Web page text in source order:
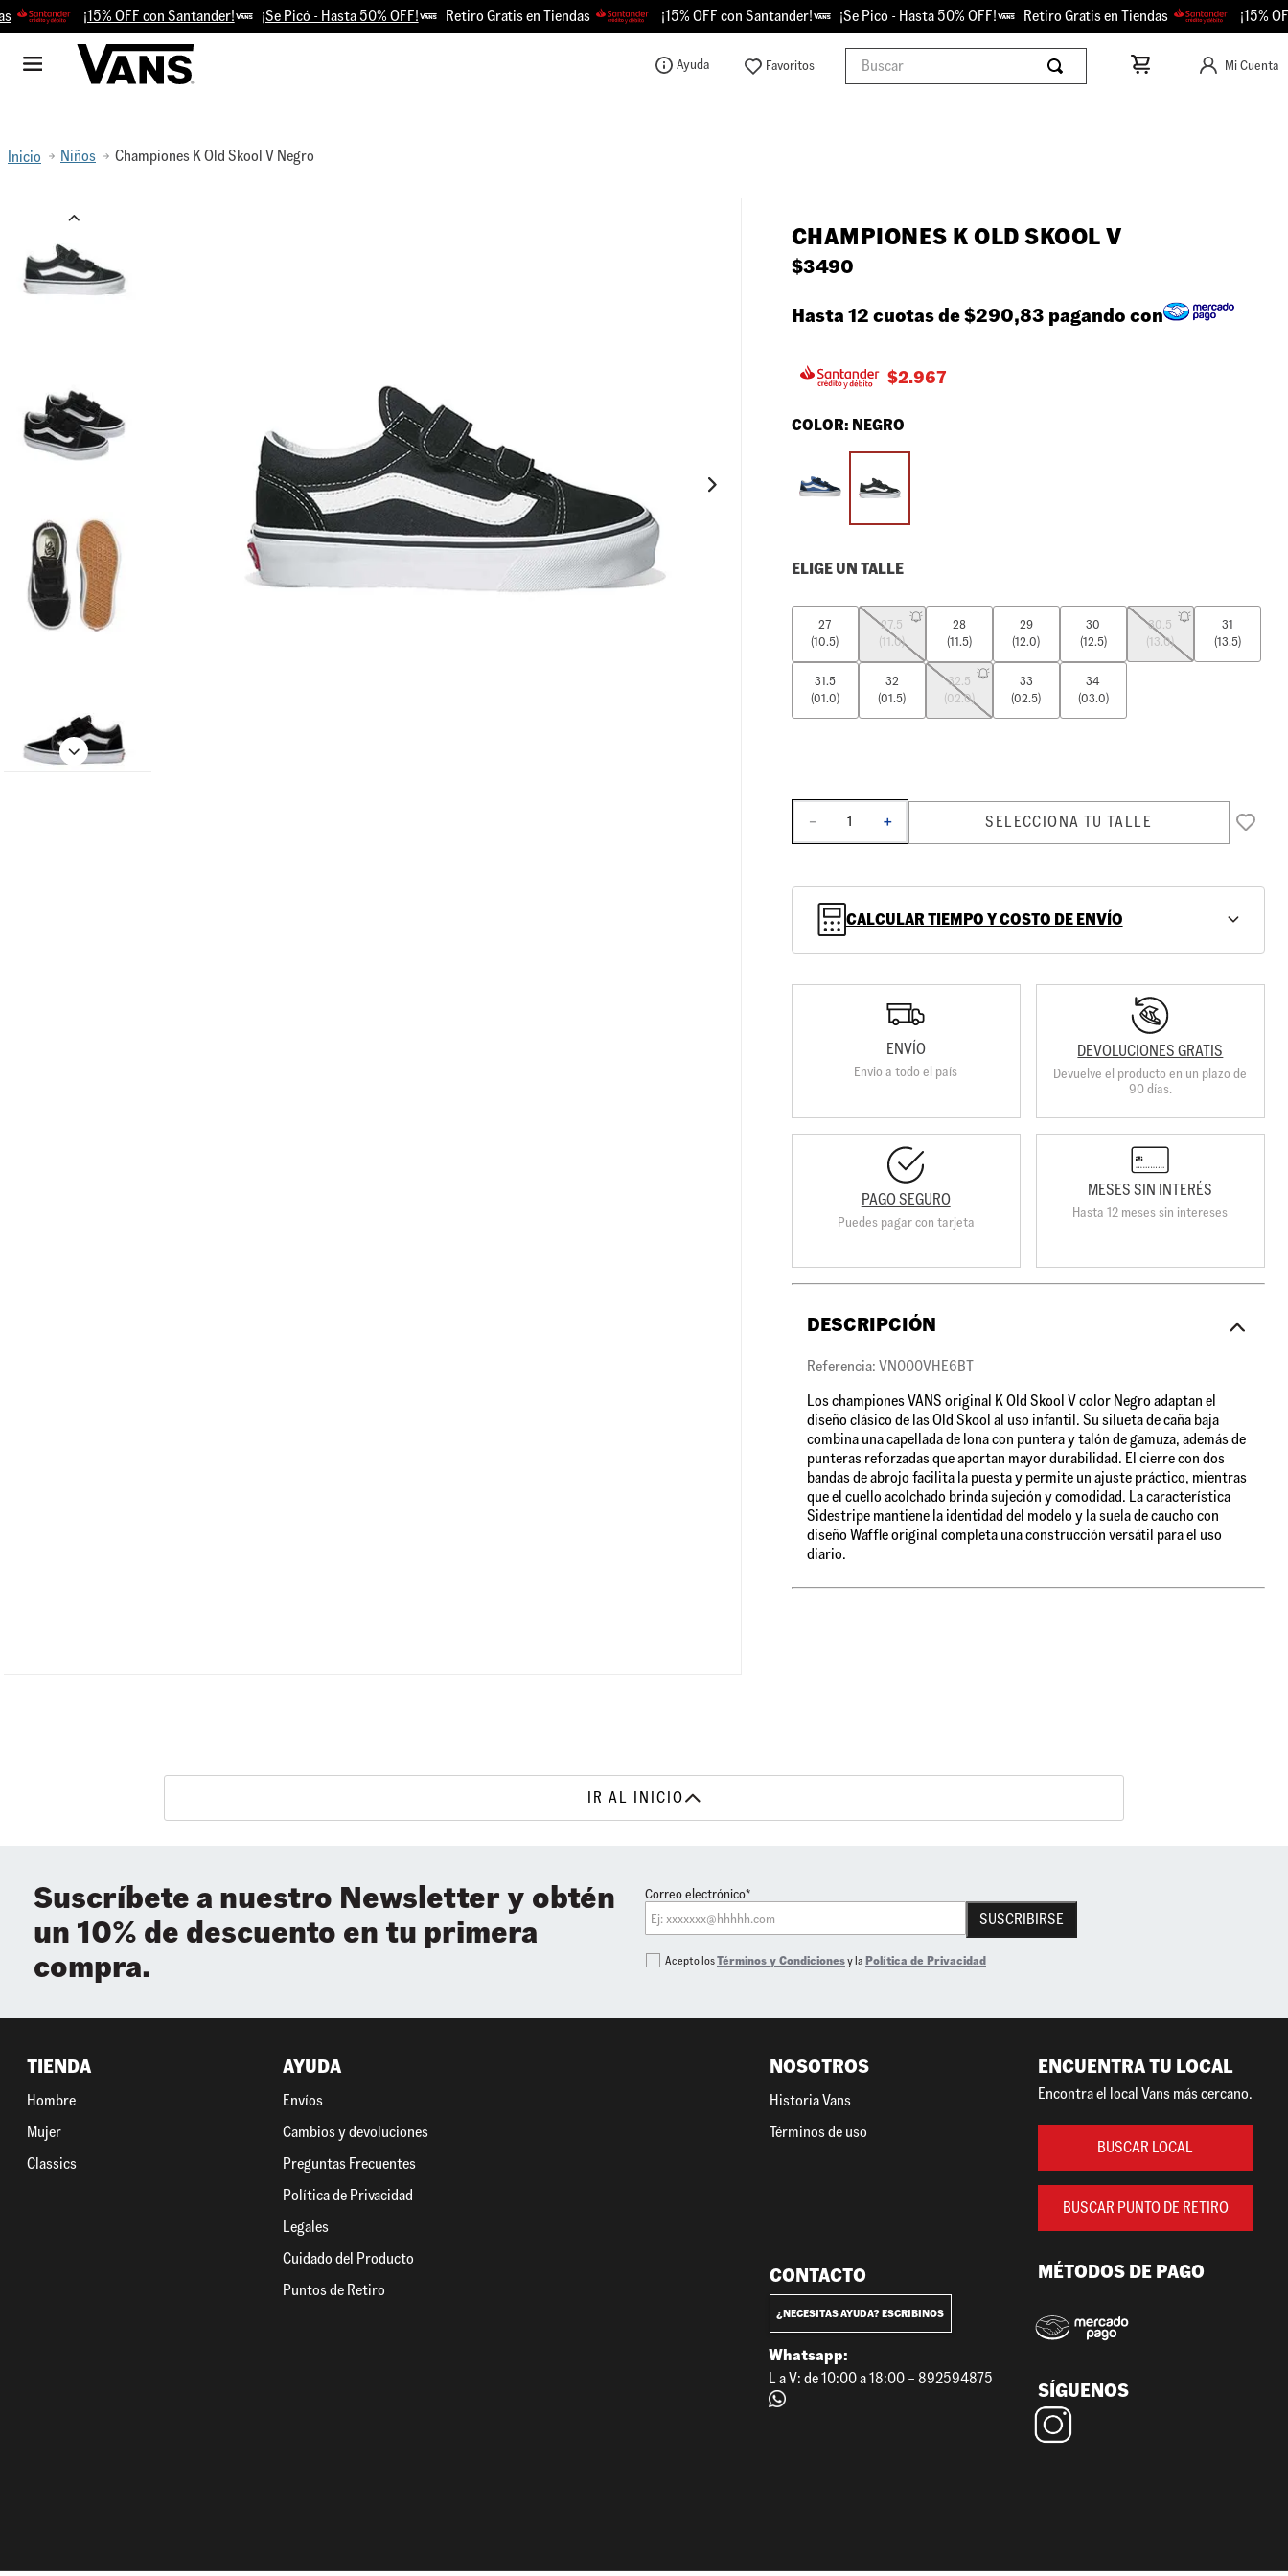
¡15% OFF con Santander! ¡Se Picó - Hasta 50% OFF! Retiro Gratis en Tiendas ¡15% OFF con Santander! ¡Se Picó - Hasta 50% OFF! Retiro Gratis en Tiendas ¡15% OFF
Ayuda Buscar
Mi Cuenta
Niños Championes K Old Skool V Negro
CHAMPIONES K OLD SKOOL V
$3490
Hasta 12 cuotas de$290,83 pagando con
$2.967
COLOR: NEGRO
ELIGE UN TALLE
27
(10.5)
27.5
(11.0)
28
(11.5)
29
(12.0)
30
(12.5)
30.5
(13.0)
31
(13.5)
31.5
(01.0)
32
(01.5)
32.5
(02.0)
33
(02.5)
34
(03.0)
＋
－ SELECCIONA TU TALLE
CALCULAR TIEMPO Y COSTO DE ENVÍO
ENVÍO
Envio a todo el país
DEVOLUCIONES GRATIS
Devuelve el producto en un plazo de
90 días.
PAGO SEGURO
Puedes pagar con tarjeta
MESES SIN INTERÉS
Hasta 12 meses sin intereses
DESCRIPCIÓN
Referencia: VN000VHE6BT
Los championes VANS original K Old Skool V color Negro adaptan el
diseño clásico de las Old Skool al uso infantil. Su silueta de caña baja
combina una capellada de lona con puntera y talón de gamuza, además de
punteras reforzadas que aportan mayor durabilidad. El cierre con dos
bandas de abrojo facilita la puesta y permite un ajuste práctico, mientras
que el cuello acolchado brinda sujeción y comodidad. La característica
Sidestripe mantiene la identidad del modelo y la suela de caucho con
diseño Waffle original completa una construcción versátil para el uso
diario.
IR AL INICIO
Suscríbete a nuestro Newsletter y obtén
un 10% de descuento en tu primera
compra.
Correo electrónico*
SUSCRIBIRSE
Acepto losTérminos y Condicionesy la Política de Privacidad
TIENDA
Hombre
Mujer
Classics
AYUDA
Envíos
Cambios y devoluciones
Preguntas Frecuentes
Política de Privacidad
Legales
Cuidado del Producto
Puntos de Retiro
NOSOTROS
Historia Vans
Términos de uso
ENCUENTRA TU LOCAL
Encontra el local Vans más cercano.
BUSCAR LOCAL
BUSCAR PUNTO DE RETIRO
CONTACTO
¿NECESITAS AYUDA? ESCRIBINOS
Whatsapp:
L a V: de 10:00 a 18:00 – 892594875
MÉTODOS DE PAGO
SÍGUENOS
10